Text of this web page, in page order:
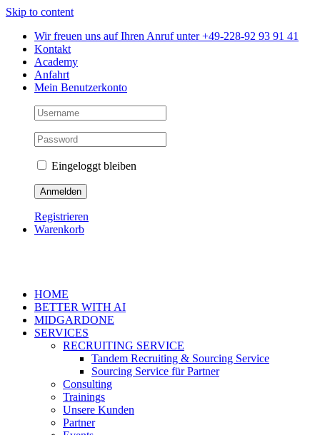
Skip to content
Wir freuen uns auf Ihren Anruf unter +49-228-92 93 91 41
Kontakt
Academy
Anfahrt
Mein Benutzerkonto
Eingeloggt bleiben
Registrieren
Warenkorb
HOME
BETTER WITH AI
MIDGARDONE
SERVICES
RECRUITING SERVICE
Tandem Recruiting & Sourcing Service
Sourcing Service für Partner
Consulting
Trainings
Unsere Kunden
Partner